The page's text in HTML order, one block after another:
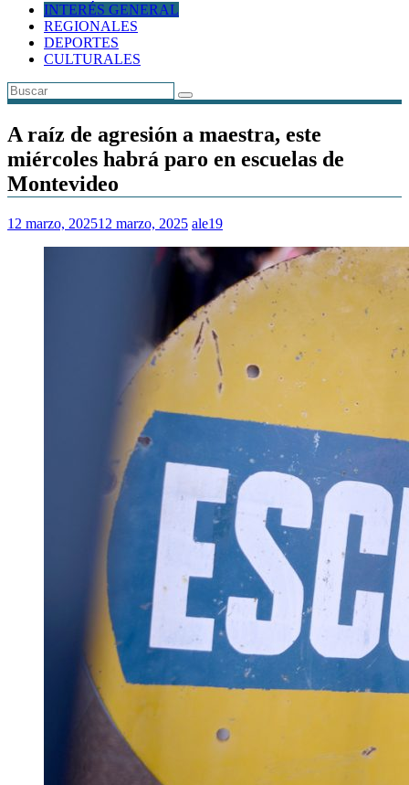
INTERÉS GENERAL
REGIONALES
DEPORTES
CULTURALES
A raíz de agresión a maestra, este
miércoles habrá paro en escuelas de
Montevideo
12 marzo, 202512 marzo, 2025 ale19